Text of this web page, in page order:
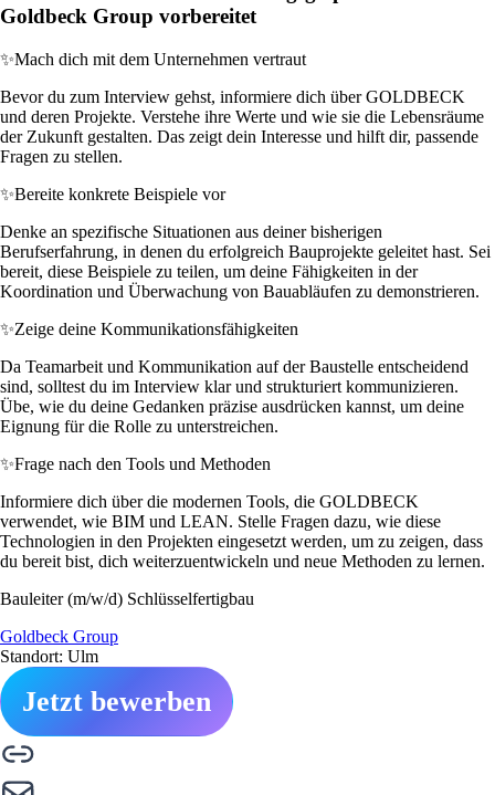
Goldbeck Group vorbereitet
✨Mach dich mit dem Unternehmen vertraut
Bevor du zum Interview gehst, informiere dich über GOLDBECK
und deren Projekte. Verstehe ihre Werte und wie sie die Lebensräume
der Zukunft gestalten. Das zeigt dein Interesse und hilft dir, passende
Fragen zu stellen.
✨Bereite konkrete Beispiele vor
Denke an spezifische Situationen aus deiner bisherigen
Berufserfahrung, in denen du erfolgreich Bauprojekte geleitet hast. Sei
bereit, diese Beispiele zu teilen, um deine Fähigkeiten in der
Koordination und Überwachung von Bauabläufen zu demonstrieren.
✨Zeige deine Kommunikationsfähigkeiten
Da Teamarbeit und Kommunikation auf der Baustelle entscheidend
sind, solltest du im Interview klar und strukturiert kommunizieren.
Übe, wie du deine Gedanken präzise ausdrücken kannst, um deine
Eignung für die Rolle zu unterstreichen.
✨Frage nach den Tools und Methoden
Informiere dich über die modernen Tools, die GOLDBECK
verwendet, wie BIM und LEAN. Stelle Fragen dazu, wie diese
Technologien in den Projekten eingesetzt werden, um zu zeigen, dass
du bereit bist, dich weiterzuentwickeln und neue Methoden zu lernen.
Bauleiter (m/w/d) Schlüsselfertigbau
Goldbeck Group
Standort: Ulm
Jetzt bewerben